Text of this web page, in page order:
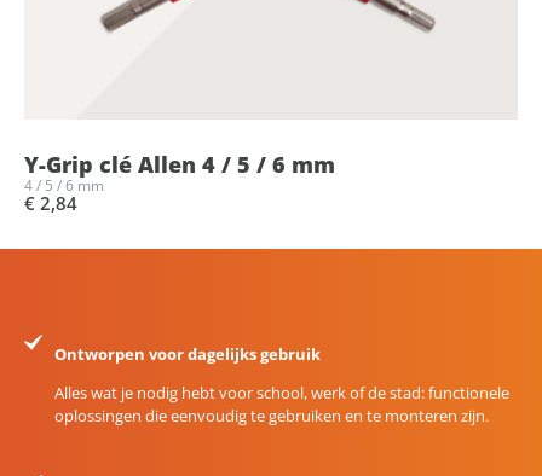
Y-Grip clé Allen 4 / 5 / 6 mm
4 / 5 / 6 mm
€ 2,84
Ontworpen voor dagelijks gebruik
Alles wat je nodig hebt voor school, werk of de stad: functionele
oplossingen die eenvoudig te gebruiken en te monteren zijn.